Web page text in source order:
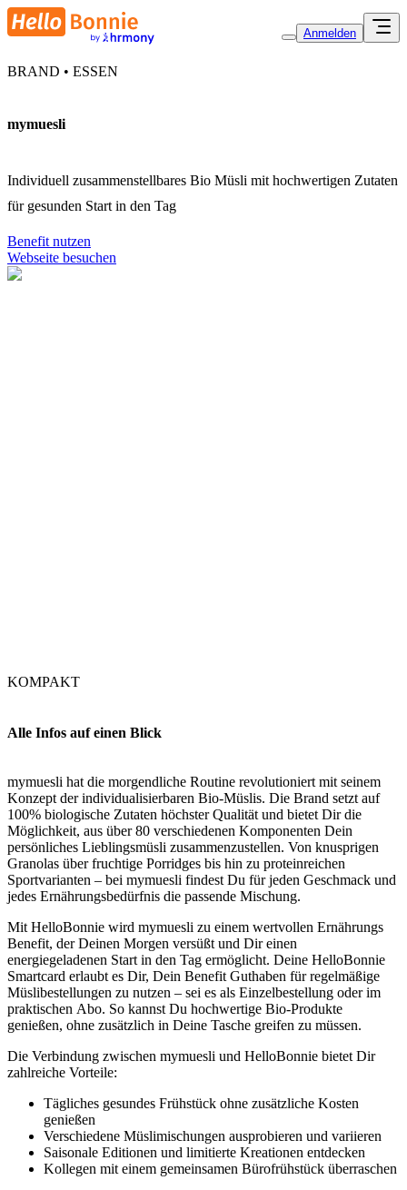
Anmelden
BRAND • ESSEN
mymuesli
Individuell zusammenstellbares Bio Müsli mit hochwertigen Zutaten
für gesunden Start in den Tag
Benefit nutzen
Webseite besuchen
KOMPAKT
Alle Infos auf einen Blick
mymuesli hat die morgendliche Routine revolutioniert mit seinem
Konzept der individualisierbaren Bio-Müslis. Die Brand setzt auf
100% biologische Zutaten höchster Qualität und bietet Dir die
Möglichkeit, aus über 80 verschiedenen Komponenten Dein
persönliches Lieblingsmüsli zusammenzustellen. Von knusprigen
Granolas über fruchtige Porridges bis hin zu proteinreichen
Sportvarianten – bei mymuesli findest Du für jeden Geschmack und
jedes Ernährungsbedürfnis die passende Mischung.
Mit HelloBonnie wird mymuesli zu einem wertvollen Ernährungs
Benefit, der Deinen Morgen versüßt und Dir einen
energiegeladenen Start in den Tag ermöglicht. Deine HelloBonnie
Smartcard erlaubt es Dir, Dein Benefit Guthaben für regelmäßige
Müslibestellungen zu nutzen – sei es als Einzelbestellung oder im
praktischen Abo. So kannst Du hochwertige Bio-Produkte
genießen, ohne zusätzlich in Deine Tasche greifen zu müssen.
Die Verbindung zwischen mymuesli und HelloBonnie bietet Dir
zahlreiche Vorteile:
Tägliches gesundes Frühstück ohne zusätzliche Kosten
genießen
Verschiedene Müslimischungen ausprobieren und variieren
Saisonale Editionen und limitierte Kreationen entdecken
Kollegen mit einem gemeinsamen Bürofrühstück überraschen